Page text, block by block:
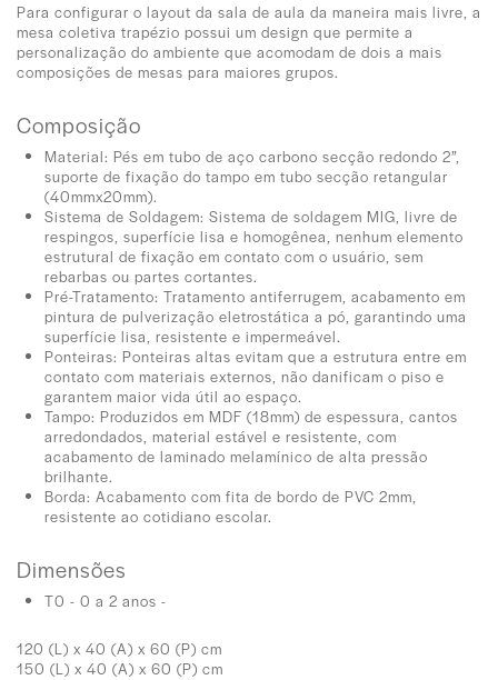
Para configurar o layout da sala de aula da maneira mais livre, a
mesa coletiva trapézio possui um design que permite a
personalização do ambiente que acomodam de dois a mais
composições de mesas para maiores grupos.
Composição
Material: Pés em tubo de aço carbono secção redondo 2”,
suporte de fixação do tampo em tubo secção retangular
(40mmx20mm).
Sistema de Soldagem: Sistema de soldagem MIG, livre de
respingos, superfície lisa e homogênea, nenhum elemento
estrutural de fixação em contato com o usuário, sem
rebarbas ou partes cortantes.
Pré-Tratamento: Tratamento antiferrugem, acabamento em
pintura de pulverização eletrostática a pó, garantindo uma
superfície lisa, resistente e impermeável.
Ponteiras: Ponteiras altas evitam que a estrutura entre em
contato com materiais externos, não danificam o piso e
garantem maior vida útil ao espaço.
Tampo: Produzidos em MDF (18mm) de espessura, cantos
arredondados, material estável e resistente, com
acabamento de laminado melamínico de alta pressão
brilhante.
Borda: Acabamento com fita de bordo de PVC 2mm,
resistente ao cotidiano escolar.
Dimensões
T0 - 0 a 2 anos -
120 (L) x 40 (A) x 60 (P) cm
150 (L) x 40 (A) x 60 (P) cm